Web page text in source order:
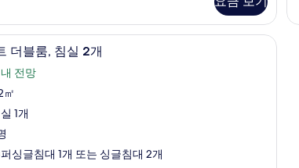
두
룸
자
, 고급 침구, 메모리폼 침대, 객실 내 금고엘리트 더블룸, 침실 2개 | 이집트산 면
더블룸, 침실 2개
전망
㎡
1개
싱글침대 1개 또는 싱글침대 2개